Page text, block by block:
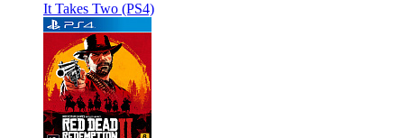
It Takes Two (PS4)